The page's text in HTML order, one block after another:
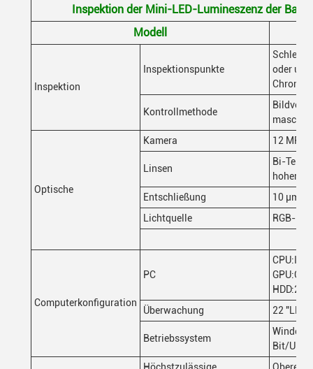
Inspektion der Mini-LED-Lumineszenz der
Modell
Inspektion
Inspektionspunkte
oder
Kontrollmethode
Optische
Kamera 12 MP
Linsen
Bi-
hoher
Entschließung
10 μm
Lichtquelle
RGB-Bild
Computerkonfiguration
PC
HDD:2T
Überwachung
22 "LED
Betriebssystem
Bit/